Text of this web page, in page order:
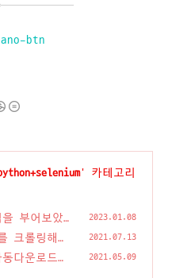
' 카테고리
부어보았
2023.01.08
크롤링해
재]
(0)
2021.07.13
다운로드
2021.05.09